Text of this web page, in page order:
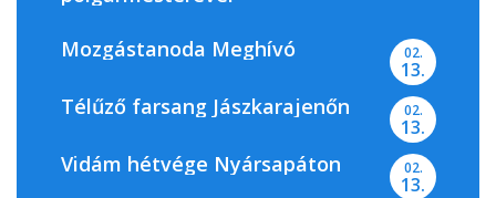
Mozgástanoda Meghívó 02.
13.
Télűző farsang Jászkarajenőn 02.
13.
Vidám hétvége Nyársapáton 02.
13.